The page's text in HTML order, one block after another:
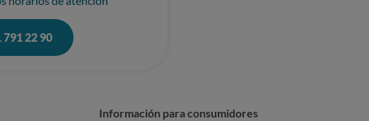
791 22 90
Información para consumidores